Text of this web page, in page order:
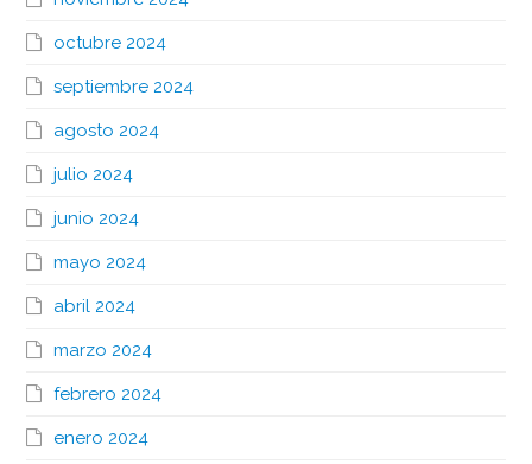
octubre 2024
septiembre 2024
agosto 2024
julio 2024
junio 2024
mayo 2024
abril 2024
marzo 2024
febrero 2024
enero 2024